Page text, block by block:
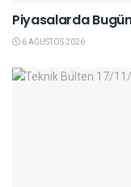
Piyasalarda
6 AĞUSTOS 2026